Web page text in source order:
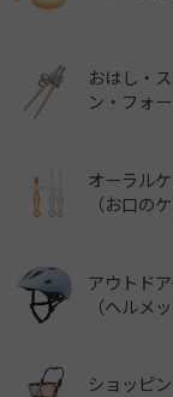
おはし・
ン・フォ
オーラル
（お口のケ
アウトド
（ヘルメッ
ショッピ